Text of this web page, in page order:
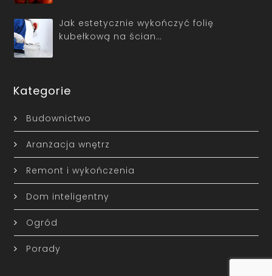
Jak estetycznie wykończyć folię
kubełkową na ścian…
Kategorie
Budownictwo
Aranżacja wnętrz
Remont i wykończenia
Dom inteligentny
Ogród
Porady